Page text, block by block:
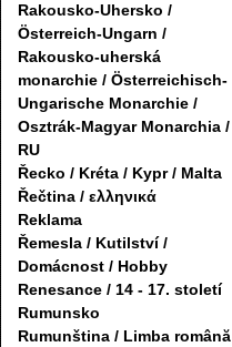
Rakousko-Uhersko /
Österreich-Ungarn /
Rakousko-uherská
monarchie / Österreichisch-
Ungarische Monarchie /
Osztrák-Magyar Monarchia /
RU
Řecko / Kréta / Kypr / Malta
Řečtina / ελληνικά
Reklama
Řemesla / Kutilství /
Domácnost / Hobby
Renesance / 14 - 17. století
Rumunsko
Rumunština / Limba română